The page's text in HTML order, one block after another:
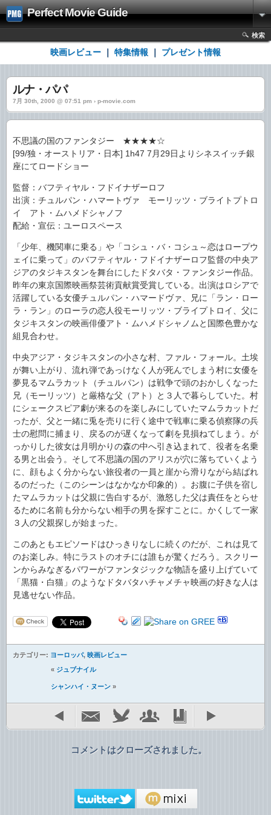
Perfect Movie Guide
検索
映画レビュー 特集情報 プレゼント情報
ルナ・パパ
7月 30th, 2000 @ 07:51 pm › p-movie.com
不思議の国のファンタジー ★★★★☆
[99/独・オーストリア・日本] 1h47 7月29日よりシネスイッチ銀
座にてロードショー
監督：バフティヤル・フドイナザーロフ
出演：チュルパン・ハマートヴァ モーリッツ・ブライトプトロ
イ アト・ムハメドシャノフ
配給・宣伝：ユーロスペース
「少年、機関車に乗る」や「コシュ・バ・コシュ～恋はロープウ
ェイに乗って」のバフティヤル・フドイナザーロフ監督の中央ア
ジアのタジキスタンを舞台にしたドタバタ・ファンタジー作品。
昨年の東京国際映画祭芸術貢献賞受賞している。出演はロシアで
活躍している女優チュルパン・ハマードヴァ、兄に「ラン・ロー
ラ・ラン」のローラの恋人役モーリッツ・ブライプトロイ、父に
タジキスタンの映画俳優アト・ムハメドシャノムと国際色豊かな
組見合わせ。
中央アジア・タジキスタンの小さな村、ファル・フォール。土埃
が舞い上がり、流れ弾であっけなく人が死んでしまう村に女優を
夢見るマムラカット（チュルパン）は戦争で頭のおかしくなった
兄（モーリッツ）と厳格な父（アト）と３人で暮らしていた。村
にシェークスピア劇が来るのを楽しみにしていたマムラカットだ
ったが、父と一緒に兎を売りに行く途中で戦車に乗る偵察隊の兵
士の慰問に捕まり、戻るのが遅くなって劇を見損ねてしまう。が
っかりした彼女は月明かりの森の中へ引き込まれて、役者を名乗
る男と出会う。そして不思議の国のアリスが穴に落ちていくよう
に、顔もよく分からない旅役者の一員と崖から滑りながら結ばれ
るのだった（このシーンはなかなか印象的）。お腹に子供を宿し
たマムラカットは父親に告白するが、激怒した父は責任をとらせ
るために名前も分からない相手の男を探すことに。かくして一家
３人の父親探しが始まった。
このあともエピソードはひっきりなしに続くのだが、これは見て
のお楽しみ。特にラストのオチには誰もが驚くだろう。スクリー
ンからみなぎるパワーがファンタジックな物語を盛り上げていて
「黒猫・白猫」のようなドタバタハチャメチャ映画の好きな人は
見逃せない作品。
カテゴリー: ヨーロッパ, 映画レビュー
« ジュブナイル
シャンハイ・ヌーン »
コメントはクローズされました。